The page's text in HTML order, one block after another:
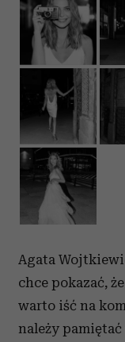
Agata
chce pokazać,
warto iść na
należy